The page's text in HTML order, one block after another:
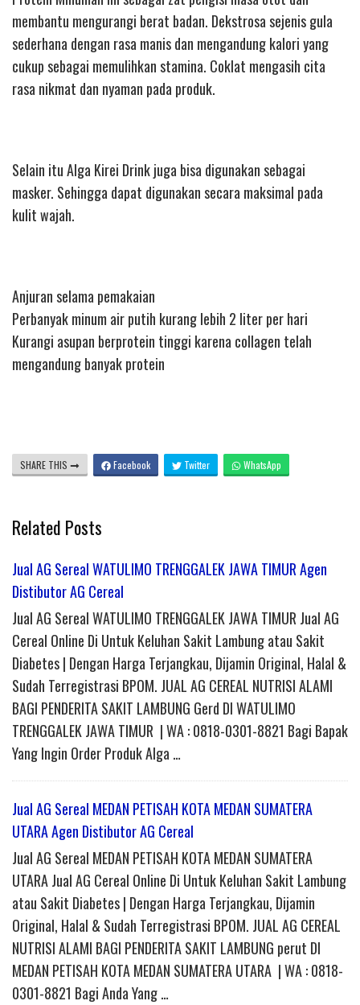
membantu mengurangi berat badan. Dekstrosa sejenis gula
sederhana dengan rasa manis dan mengandung kalori yang
cukup sebagai memulihkan stamina. Coklat mengasih cita
rasa nikmat dan nyaman pada produk.
Selain itu Alga Kirei Drink juga bisa digunakan sebagai
masker. Sehingga dapat digunakan secara maksimal pada
kulit wajah.
Anjuran selama pemakaian
Perbanyak minum air putih kurang lebih 2 liter per hari
Kurangi asupan berprotein tinggi karena collagen telah
mengandung banyak protein
SHARE THIS Facebook Twitter WhatsApp
Related Posts
Jual AG Sereal WATULIMO TRENGGALEK JAWA TIMUR Agen
Distibutor AG Cereal
Jual AG Sereal WATULIMO TRENGGALEK JAWA TIMUR Jual AG
Cereal Online Di Untuk Keluhan Sakit Lambung atau Sakit
Diabetes | Dengan Harga Terjangkau, Dijamin Original, Halal &
Sudah Terregistrasi BPOM. JUAL AG CEREAL NUTRISI ALAMI
BAGI PENDERITA SAKIT LAMBUNG Gerd DI WATULIMO
TRENGGALEK JAWA TIMUR | WA : 0818-0301-8821 Bagi Bapak
Yang Ingin Order Produk Alga …
Jual AG Sereal MEDAN PETISAH KOTA MEDAN SUMATERA
UTARA Agen Distibutor AG Cereal
Jual AG Sereal MEDAN PETISAH KOTA MEDAN SUMATERA
UTARA Jual AG Cereal Online Di Untuk Keluhan Sakit Lambung
atau Sakit Diabetes | Dengan Harga Terjangkau, Dijamin
Original, Halal & Sudah Terregistrasi BPOM. JUAL AG CEREAL
NUTRISI ALAMI BAGI PENDERITA SAKIT LAMBUNG perut DI
MEDAN PETISAH KOTA MEDAN SUMATERA UTARA | WA : 0818-
0301-8821 Bagi Anda Yang …